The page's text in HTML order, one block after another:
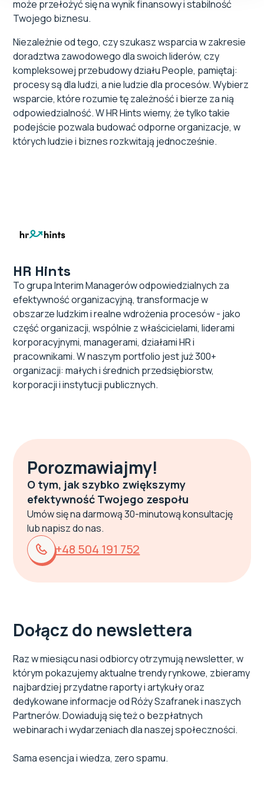
może przełożyć się na wynik finansowy i stabilność
Twojego biznesu.
Niezależnie od tego, czy szukasz wsparcia w zakresie
doradztwa zawodowego dla swoich liderów, czy
kompleksowej przebudowy działu People, pamiętaj:
procesy są dla ludzi, a nie ludzie dla procesów. Wybierz
wsparcie, które rozumie tę zależność i bierze za nią
odpowiedzialność. W HR Hints wiemy, że tylko takie
podejście pozwala budować odporne organizacje, w
których ludzie i biznes rozkwitają jednocześnie.
HR Hints
To grupa Interim Managerów odpowiedzialnych za
efektywność organizacyjną, transformacje w
obszarze ludzkim i realne wdrożenia procesów - jako
część organizacji, wspólnie z właścicielami, liderami
korporacyjnymi, managerami, działami HR i
pracownikami. W naszym portfolio jest już 300+
organizacji: małych i średnich przedsiębiorstw,
korporacji i instytucji publicznych.
Porozmawiajmy!
O tym, jak szybko zwiększymy
efektywność Twojego zespołu
Umów się na darmową 30-minutową konsultację
lub napisz do nas.
+48 504 191 752
Dołącz do newslettera
Raz w miesiącu nasi odbiorcy otrzymują newsletter, w
którym pokazujemy aktualne trendy rynkowe, zbieramy
najbardziej przydatne raporty i artykuły oraz
dedykowane informacje od Róży Szafranek i naszych
Partnerów. Dowiadują się też o bezpłatnych
webinarach i wydarzeniach dla naszej społeczności.
Sama esencja i wiedza, zero spamu.